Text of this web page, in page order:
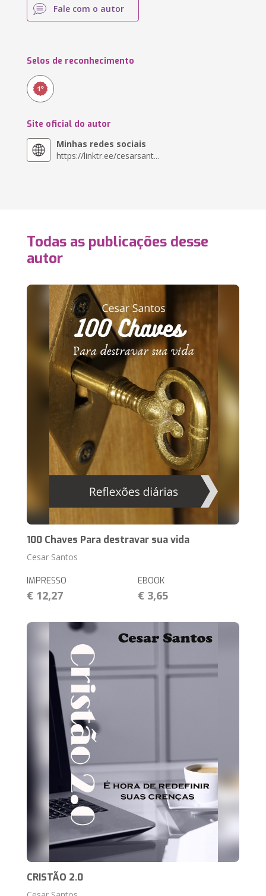
Fale com o autor
Selos de reconhecimento
Site oficial do autor
Minhas redes sociais
https://linktr.ee/cesarsant...
Todas as publicações desse
autor
100 Chaves Para destravar sua vida
Cesar Santos
IMPRESSO
€ 12,27
EBOOK
€ 3,65
CRISTÃO 2.0